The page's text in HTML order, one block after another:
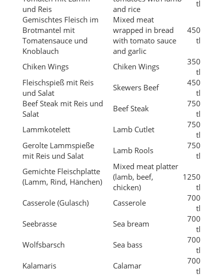
Chiken Wings Chiken Wings
350
Fleischspieß mit Reis
und Salat
Skewers Beef
450
tl
Beef Steak mit Reis und
Salat
Beef Steak
tl
Lammkotelett
750
tl
Gerolte Lammspieße
mit Reis und Salat
750
tl
Gemichte Fleischplatte
(Lamm, Rind, Hänchen)
Mixed meat platter
(lamb, beef,
chicken)
1250
tl
Casserole (Gulasch)
Casserole
700
tl
Seebrasse
Sea bream
tl
Sea ​​bass
700
tl
700
tl
300
tl
400
tl
gefüllte Aubergine mit
250